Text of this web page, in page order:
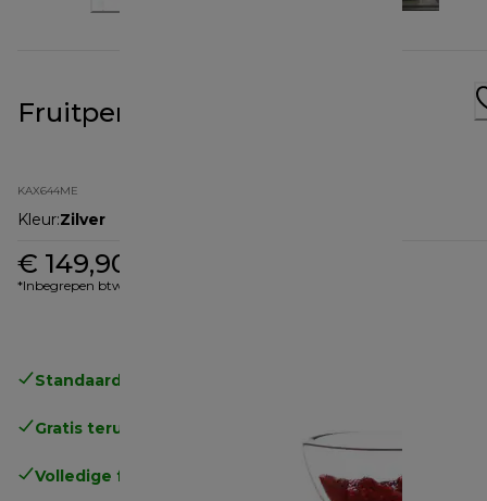
Fruitpers KAX644ME
KAX644ME
Kleur:Zilver
€ 149,90
*Inbegrepen btw
Standaard gratis verzending
Gratis terugsturen
Volledige fabrieksgarantie